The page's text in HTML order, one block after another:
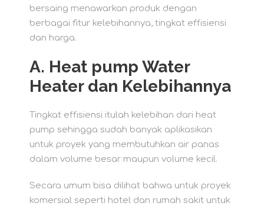
bersaing menawarkan produk dengan
berbagai fitur kelebihannya, tingkat effisiensi
dan harga.
A. Heat pump Water
Heater dan Kelebihannya
Tingkat effisiensi itulah kelebihan dari heat
pump sehingga sudah banyak aplikasikan
untuk proyek yang membutuhkan air panas
dalam volume besar maupun volume kecil.
Secara umum bisa dilihat bahwa untuk proyek
komersial seperti hotel dan rumah sakit untuk